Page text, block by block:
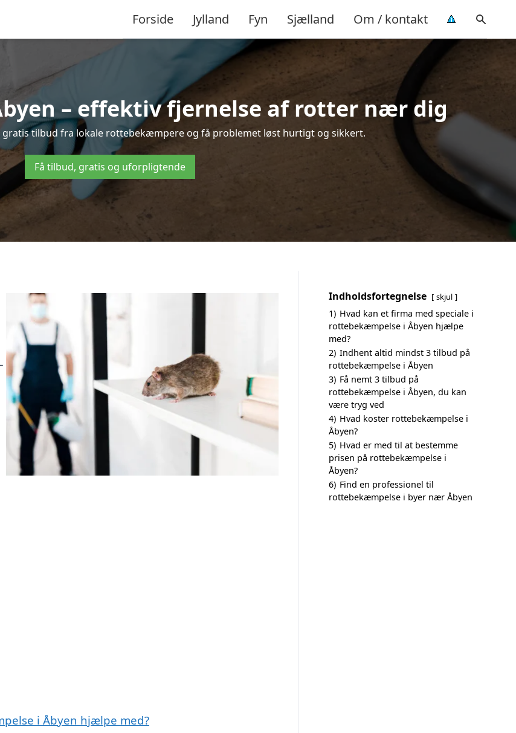
Forside Jylland Fyn Sjælland Om / kontakt
– effektiv fjernelse af rotter nær dig
gratis tilbud fra lokale rottebekæmpere og få problemet løst hurtigt og sikkert.
Få tilbud, gratis og uforpligtende
i Åbyen hjælpe med?
Indholdsfortegnelse skjul
1) Hvad kan et firma med speciale i
rottebekæmpelse i Åbyen hjælpe
med?
2) Indhent altid mindst 3 tilbud på
rottebekæmpelse i Åbyen
3) Få nemt 3 tilbud på
rottebekæmpelse i Åbyen, du kan
være tryg ved
4) Hvad koster rottebekæmpelse i
Åbyen?
5) Hvad er med til at bestemme
prisen på rottebekæmpelse i
Åbyen?
6) Find en professionel til
rottebekæmpelse i byer nær Åbyen